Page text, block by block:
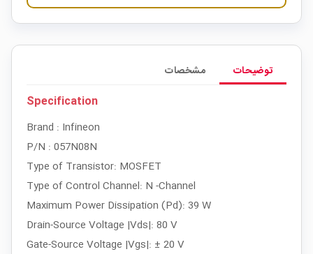
توضیحات مشخصات
Specification
Brand : Infineon
P/N : 057N08N
Type of Transistor: MOSFET
Type of Control Channel: N -Channel
Maximum Power Dissipation (Pd): 39 W
Drain-Source Voltage |Vds|: 80 V
Gate-Source Voltage |Vgs|: ± 20 V